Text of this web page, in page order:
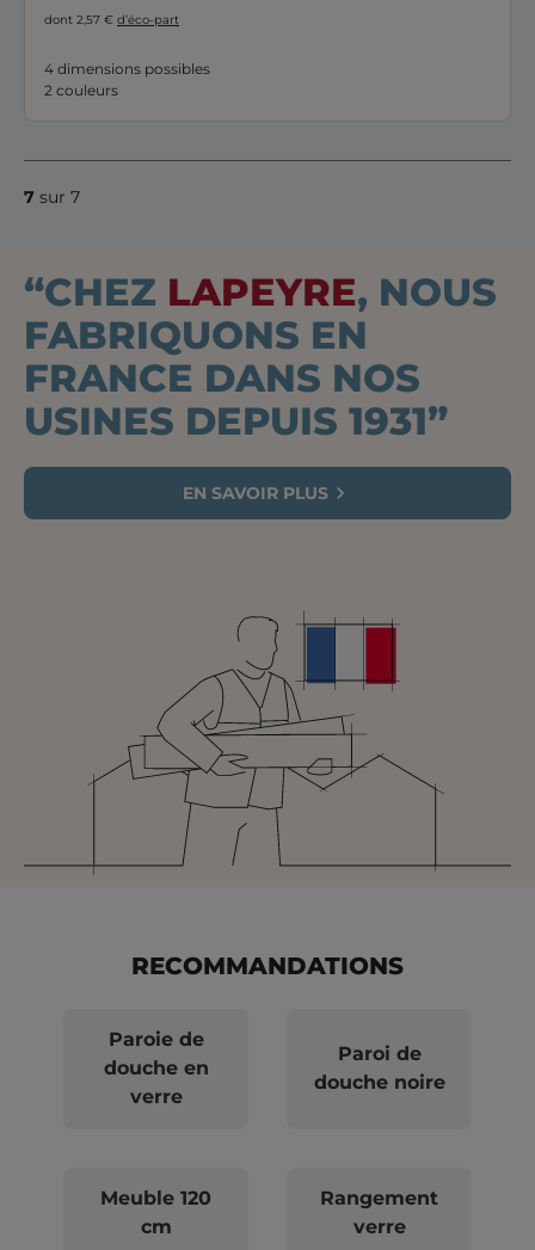
dont 2,57 € d’éco-part
4 dimensions possibles
2 couleurs
7 sur 7
“CHEZ LAPEYRE, NOUS
FABRIQUONS EN
FRANCE DANS NOS
USINES DEPUIS 1931”
EN SAVOIR PLUS
RECOMMANDATIONS
Paroie de
douche en
verre
Paroi de
douche noire
Meuble 120
cm
Rangement
verre